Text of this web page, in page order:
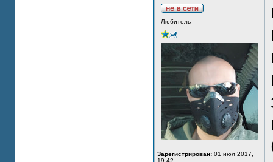
Любитель
Зарегистрирован: 01 июл 2017,
19:42